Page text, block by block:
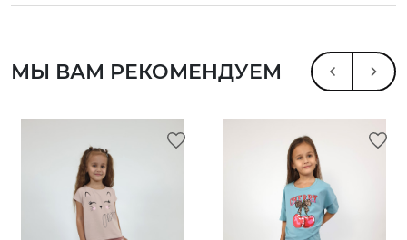
МЫ ВАМ РЕКОМЕНДУЕМ